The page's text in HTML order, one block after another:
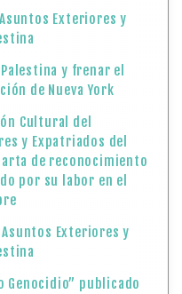
Exteriores y
y frenar el
de Nueva York
Cultural del
y Expatriados del
de reconocimiento
por su labor en el
Exteriores y
Genocidio” publicado